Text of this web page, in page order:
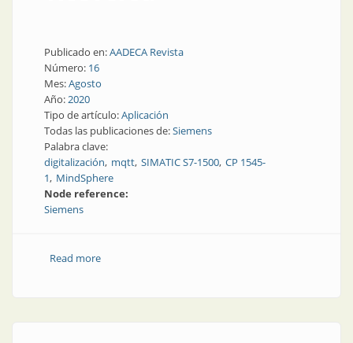
Publicado en:AADECA Revista
Número: 16
Mes:Agosto
Año:2020
Tipo de artículo:Aplicación
Todas las publicaciones de:Siemens
Palabra clave:
digitalización mqtt SIMATIC S7-1500 CP 1545-
1
MindSphere
Node reference:
Siemens
Read moreabout IoT en el sistema de automatización: desde la